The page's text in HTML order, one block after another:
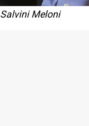
Salvini Meloni